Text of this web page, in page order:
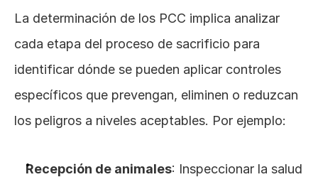
La determinación de los PCC implica analizar
cada etapa del proceso de sacrificio para
identificar dónde se pueden aplicar controles
específicos que prevengan, eliminen o reduzcan
los peligros a niveles aceptables. Por ejemplo:
Recepción de animales: Inspeccionar la salud